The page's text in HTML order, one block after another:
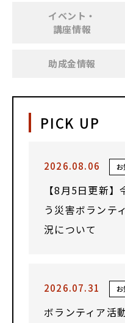
イベント・
講座情報
助成金情報
PICK UP
2026.08.06 お
【8月5日更新
う災害ボランテ
況について
2026.07.31 お
ボランティア活